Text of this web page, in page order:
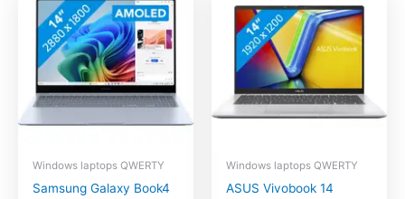
Windows laptops QWERTY
Samsung Galaxy Book4
Windows laptops QWERTY
ASUS Vivobook 14